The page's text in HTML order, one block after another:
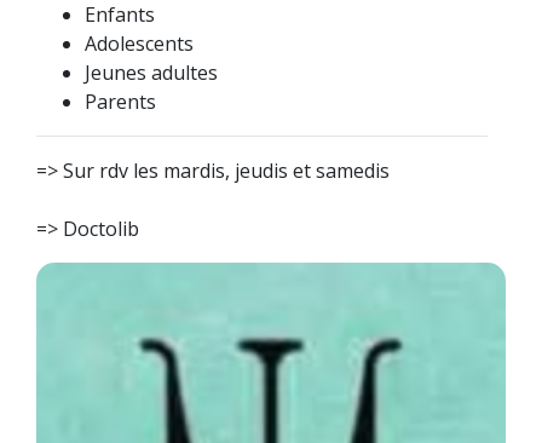
Enfants
Adolescents
Jeunes adultes
Parents
=> Sur rdv les mardis, jeudis et samedis
=> Doctolib